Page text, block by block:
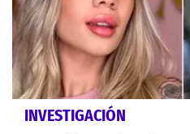
INVESTIGACIÓN